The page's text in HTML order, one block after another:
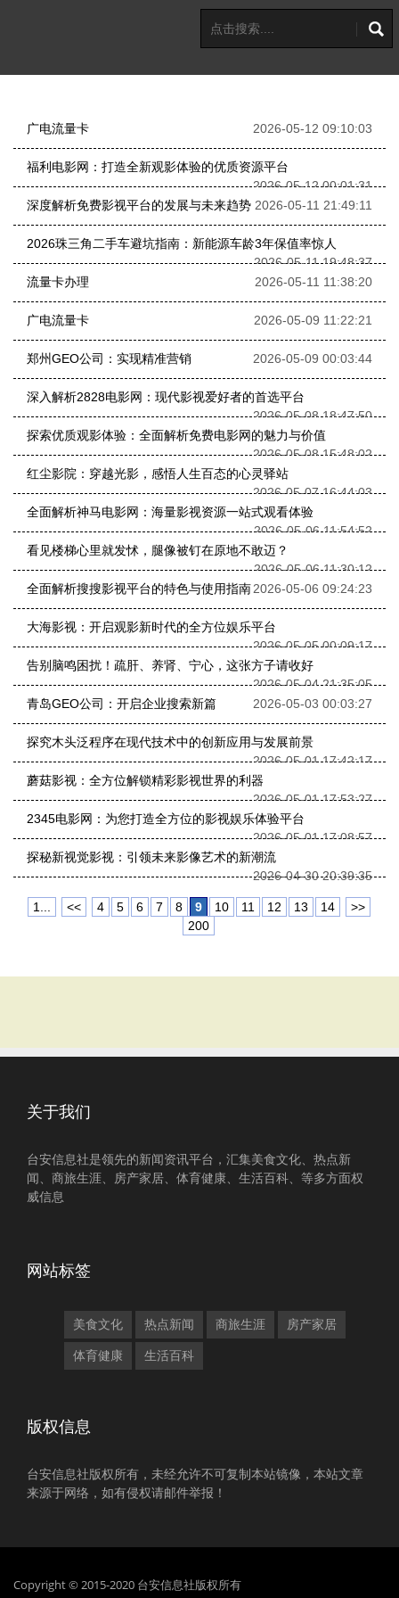
广电流量卡 2026-05-12 09:10:03
福利电影网：打造全新观影体验的优质资源平台
2026-05-12 00:01:31
深度解析免费影视平台的发展与未来趋势 2026-05-11 21:49:11
2026珠三角二手车避坑指南：新能源车龄3年保值率惊人
2026-05-11 19:48:37
流量卡办理
2026-05-11 11:38:20
广电流量卡 2026-05-09 11:22:21
郑州GEO公司：实现精准营销 2026-05-09 00:03:44
深入解析2828电影网：现代影视爱好者的首选平台
2026-05-08 18:47:50
探索优质观影体验：全面解析免费电影网的魅力与价值
2026-05-08 15:48:02
红尘影院：穿越光影，感悟人生百态的心灵驿站
2026-05-07 16:44:03
全面解析神马电影网：海量影视资源一站式观看体验
2026-05-06 11:54:52
看见楼梯心里就发怵，腿像被钉在原地不敢迈？
2026-05-06 11:30:12
全面解析搜搜影视平台的特色与使用指南2026-05-06 09:24:23
大海影视：开启观影新时代的全方位娱乐平台
2026-05-05 00:09:17
告别脑鸣困扰！疏肝、养肾、宁心，这张方子请收好
2026-05-04 21:35:05
青岛GEO公司：开启企业搜索新篇
2026-05-03 00:03:27
探究木头泛程序在现代技术中的创新应用与发展前景
2026-05-01 17:42:17
蘑菇影视：全方位解锁精彩影视世界的利器
2026-05-01 17:53:27
2345电影网：为您打造全方位的影视娱乐体验平台
2026-05-01 17:08:57
探秘新视觉影视：引领未来影像艺术的新潮流
2026-04-30 20:39:35
1... << 4 5 6 7 8 9 10 11 12 13 14
>>
200
关于我们
台安信息社是领先的新闻资讯平台，汇集美食文化、热点新
闻、商旅生涯、房产家居、体育健康、生活百科、等多方面权
威信息
网站标签
美食文化 热点新闻 商旅生涯 房产家居
体育健康 生活百科
版权信息
台安信息社版权所有，未经允许不可复制本站镜像，本站文章
来源于网络，如有侵权请邮件举报！
Copyright © 2015-2020 台安信息社版权所有